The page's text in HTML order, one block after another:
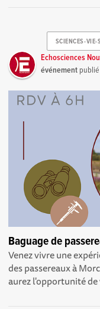
SCIENCES-VIE-
Echosciences
événement
Baguage de
Venez vivre une
des passereaux à
aurez l'opportunité de